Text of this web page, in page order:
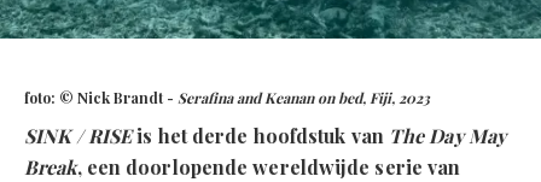
foto: © Nick Brandt - Serafina and Keanan on bed, Fiji, 2023
SINK / RISEis het derde hoofdstuk van The Day May
Break, een doorlopende wereldwijde serie van